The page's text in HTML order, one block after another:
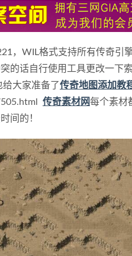
，WIL格式支持所有传奇引
的话自行使用工具更改一下
大家准备了传奇地图添加教
传奇素材网每个素材
间的！